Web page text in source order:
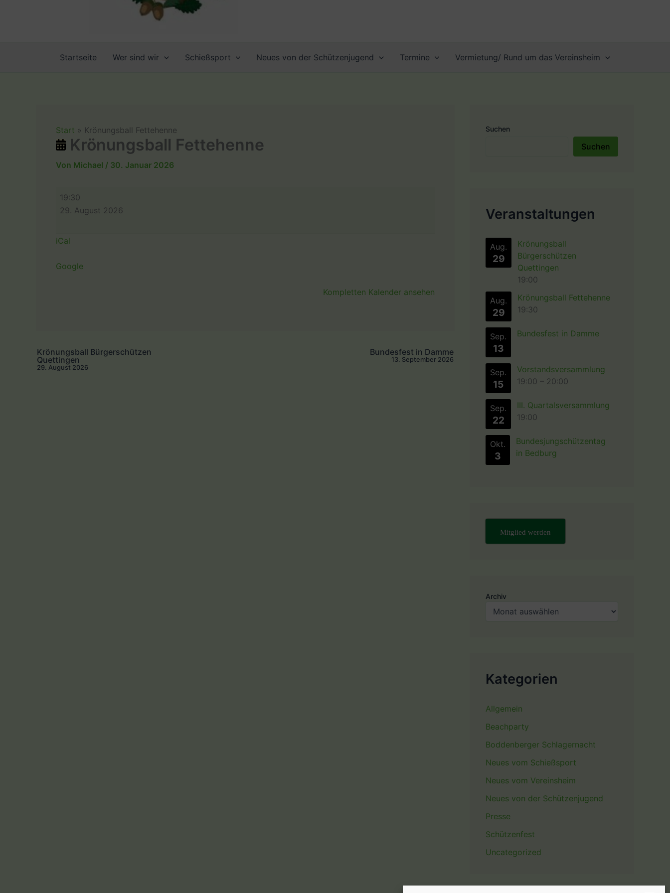
Startseite Wer sind wir Schießsport Neues von der Schützenjugend Termine Vermietung/ Rund um das Vereinsheim
Start Krönungsball Fettehenne
Krönungsball Fettehenne
Von Michael / 30. Januar 2026
Krönungsball
Fettehenne
19:30
29. August 2026
iCal
Google
Kompletten Kalender ansehen
Krönungsball Bürgerschützen
Quettingen
29. August 2026
Bundesfest in Damme
13. September 2026
Suchen
Suchen
Veranstaltungen
Aug.
29
Krönungsball
Bürgerschützen
Quettingen
19:00
Aug.
29
Krönungsball Fettehenne
19:30
Sep.
13
Bundesfest in Damme
Sep.
15
Vorstandsversammlung
19:00 – 20:00
Sep.
22
III. Quartalsversammlung
19:00
Okt.
3
Bundesjungschützentag
in Bedburg
Mitglied werden
Archiv
Kategorien
Allgemein
Beachparty
Boddenberger Schlagernacht
Neues vom Schießsport
Neues vom Vereinsheim
Neues von der Schützenjugend
Presse
Schützenfest
Uncategorized